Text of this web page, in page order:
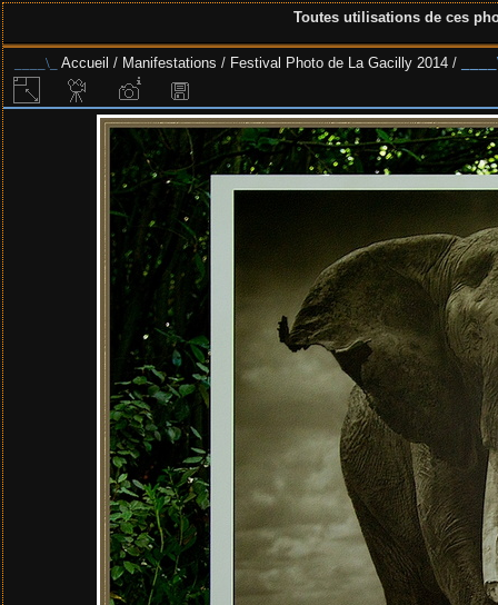
Toutes utilisations de ces
Accueil / Manifestations / Festival Photo de La Gacilly 2014 /